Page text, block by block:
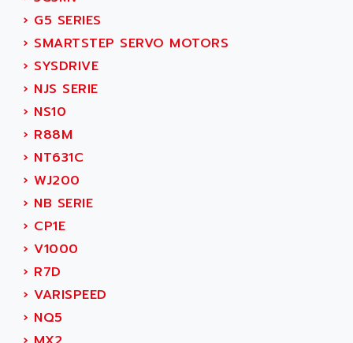
TSX21
C350
15N
PB15
C200
SMC500
SMC200 / 500
PLC-5
NC
SYSMAC
SERVO MOTOR
BPH
MASAP
ACCUTRONICS
ACDC
ACEDIS
ACER
ACERIME
ACI ALPHANUMERIQUE
ACIM JOUANIN
ACINDUCTO
ACKSYS
ACMA
ACOBAL
ACOOL
ACOPIAN
› G5 SERIES
› SMARTSTEP SERVO MOTORS
› SYSDRIVE
› NJS SERIE
› NS10
› R88M
› NT631C
› WJ200
› NB SERIE
› CP1E
› V1000
› R7D
› VARISPEED
› NQ5